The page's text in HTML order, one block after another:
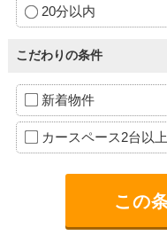
20分以内
こだわりの条件
新着物件
カースペース2台以上